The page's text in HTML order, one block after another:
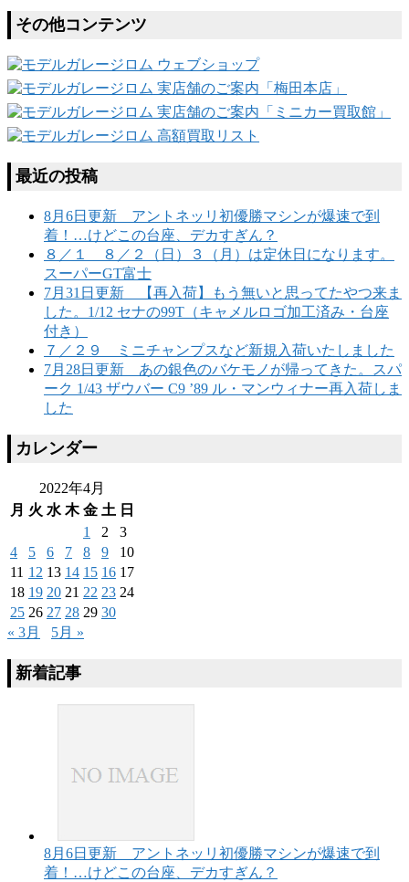
その他コンテンツ
最近の投稿
8月6日更新 アントネッリ初優勝マシンが爆速で到
着！…けどこの台座、デカすぎん？
８／１ ８／２（日）３（月）は定休日になります。
スーパーGT富士
7月31日更新 【再入荷】もう無いと思ってたやつ来ま
した。1/12 セナの99T（キャメルロゴ加工済み・台座
付き）
７／２９ ミニチャンプスなど新規入荷いたしました
7月28日更新 あの銀色のバケモノが帰ってきた。スパ
ーク 1/43 ザウバー C9 ’89 ル・マンウィナー再入荷しま
した
カレンダー
2022年4月
月 火 水 木 金 土 日
1
2
3
4
5 6 7 8 9
10
11 12 13 14 15 16 17
18 19 20 21 22 23 24
25 26 27 28 29 30
« 3月
5月 »
新着記事
8月6日更新 アントネッリ初優勝マシンが爆速で到
着！…けどこの台座、デカすぎん？